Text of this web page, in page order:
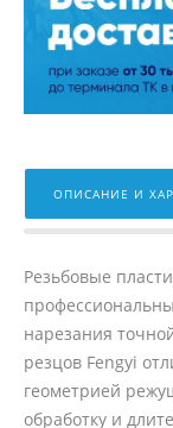
ОПИСАНИЕ И
Резьбовые
нарезания
резцов Fengyi
геометрией
обработку и